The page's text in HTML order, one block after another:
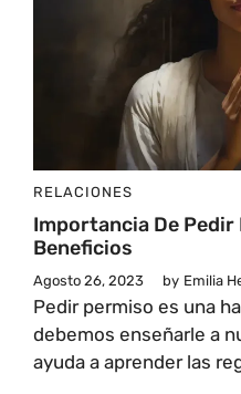
RELACIONES
Importancia De Pedir
Beneficios
Agosto 26, 2023 by Emilia
Pedir permiso es una
debemos enseñarle a
ayuda a aprender las